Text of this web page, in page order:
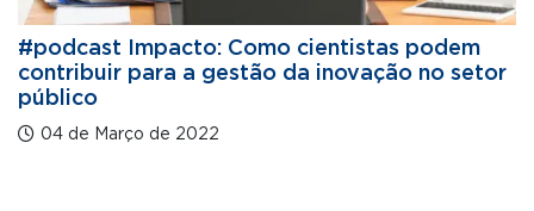
#podcast Impacto: Como cientistas podem
contribuir para a gestão da inovação no setor
público
04 de Março de 2022